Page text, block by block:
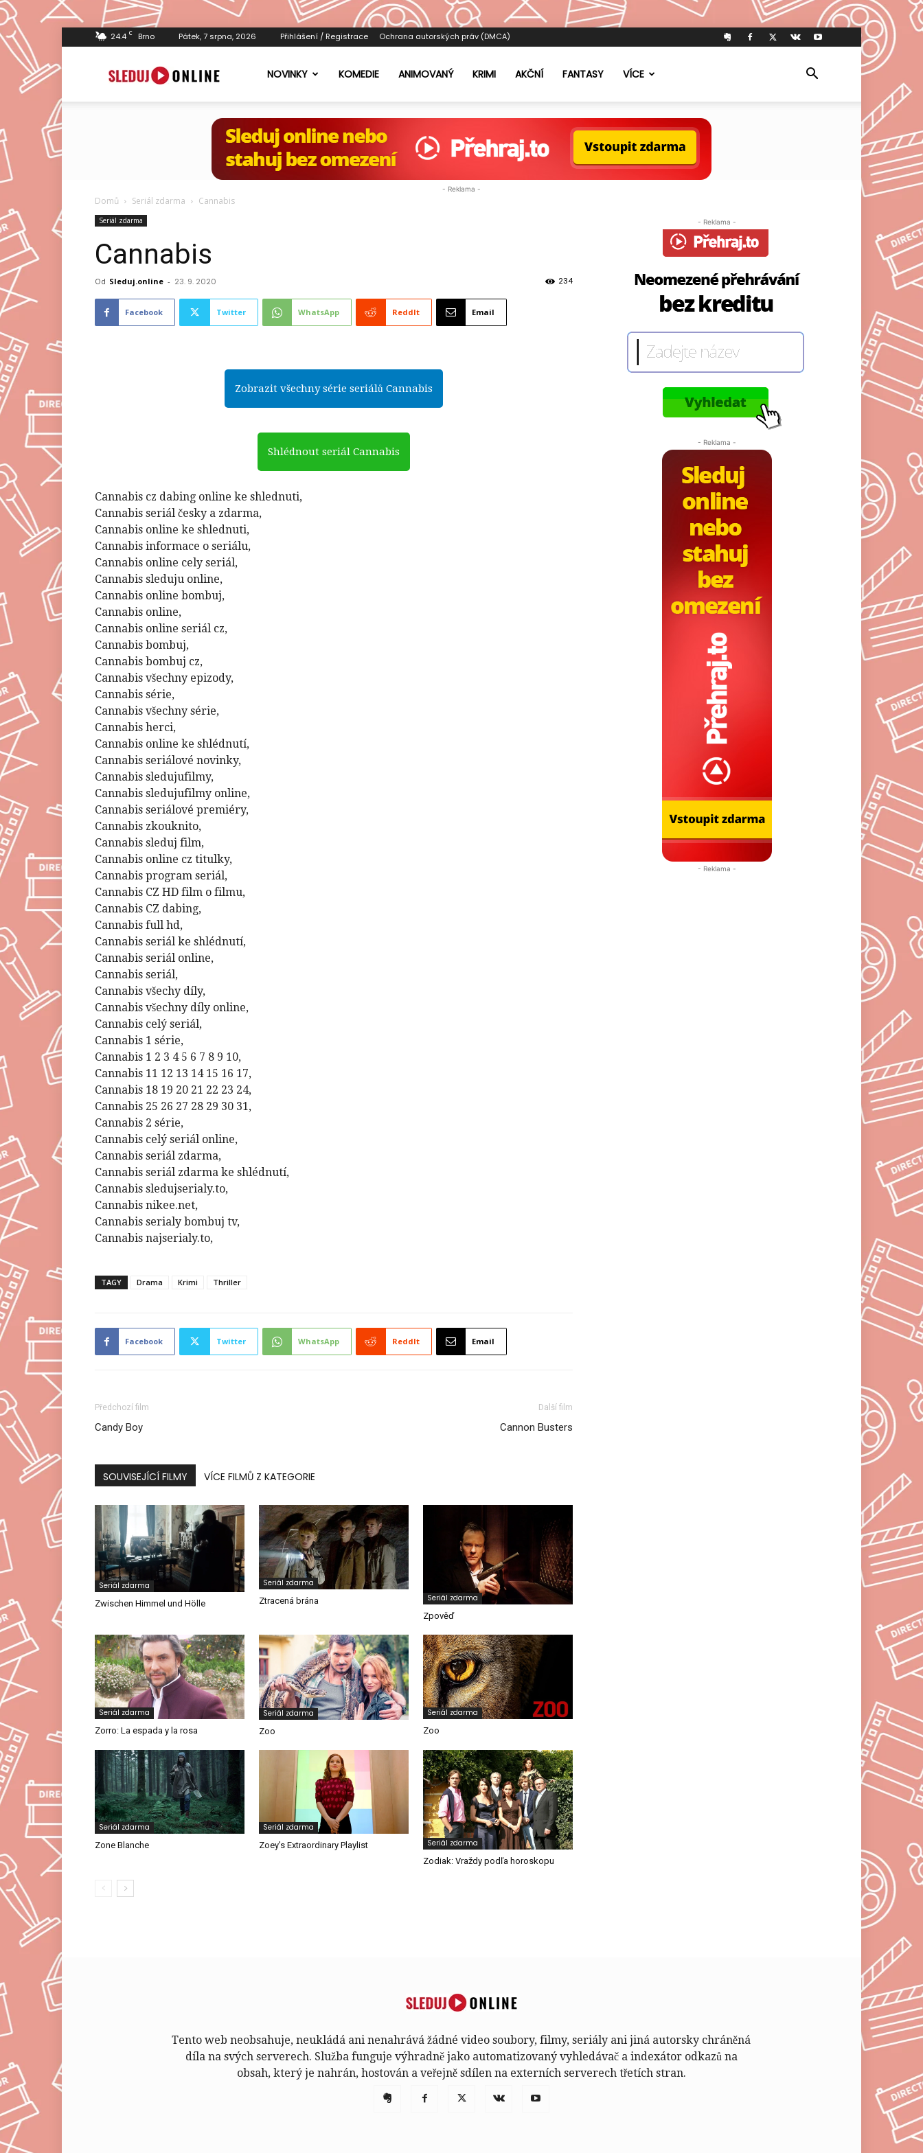
24.4 C Brno Pátek, 7 srpna, 2026 Přihlášení / Registrace Ochrana autorských práv (DMCA)
Sleduj.onlineNOVINKY KOMEDIE ANIMOVANÝ KRIMI AKČNÍ FANTASY VÍCE
- Reklama -
Domů Seriál zdarma Cannabis
Seriál zdarma
Cannabis
Od Sleduj.online - 23. 9. 2020 234
Facebook Twitter WhatsApp ReddIt Email
Zobrazit všechny série seriálů Cannabis
Shlédnout seriál Cannabis
Cannabis cz dabing online ke shlednuti,
Cannabis seriál česky a zdarma,
Cannabis online ke shlednuti,
Cannabis informace o seriálu,
Cannabis online cely seriál,
Cannabis sleduju online,
Cannabis online bombuj,
Cannabis online,
Cannabis online seriál cz,
Cannabis bombuj,
Cannabis bombuj cz,
Cannabis všechny epizody,
Cannabis série,
Cannabis všechny série,
Cannabis herci,
Cannabis online ke shlédnutí,
Cannabis seriálové novinky,
Cannabis sledujufilmy,
Cannabis sledujufilmy online,
Cannabis seriálové premiéry,
Cannabis zkouknito,
Cannabis sleduj film,
Cannabis online cz titulky,
Cannabis program seriál,
Cannabis CZ HD film o filmu,
Cannabis CZ dabing,
Cannabis full hd,
Cannabis seriál ke shlédnutí,
Cannabis seriál online,
Cannabis seriál,
Cannabis všechy díly,
Cannabis všechny díly online,
Cannabis celý seriál,
Cannabis 1 série,
Cannabis 1 2 3 4 5 6 7 8 9 10,
Cannabis 11 12 13 14 15 16 17,
Cannabis 18 19 20 21 22 23 24,
Cannabis 25 26 27 28 29 30 31,
Cannabis 2 série,
Cannabis celý seriál online,
Cannabis seriál zdarma,
Cannabis seriál zdarma ke shlédnutí,
Cannabis sledujserialy.to,
Cannabis nikee.net,
Cannabis serialy bombuj tv,
Cannabis najserialy.to,
TAGY Drama Krimi Thriller
Facebook Twitter WhatsApp ReddIt Email
Předchozí film
Candy Boy
Další film
Cannon Busters
SOUVISEJÍCÍ FILMY VÍCE FILMŮ Z KATEGORIE
Seriál zdarma
Zwischen Himmel und Hölle
Seriál zdarma
Ztracená brána
Seriál zdarma
Zpověď
Seriál zdarma
Zorro: La espada y la rosa
Seriál zdarma
Zoo
Seriál zdarma
Zoo
Seriál zdarma
Zone Blanche
Seriál zdarma
Zoey’s Extraordinary Playlist
Seriál zdarma
Zodiak: Vraždy podľa horoskopu
- Reklama -
- Reklama -
- Reklama -
Tento web neobsahuje, neukládá ani nenahrává žádné video soubory, filmy, seriály ani jiná autorsky chráněná
díla na svých serverech. Služba funguje výhradně jako automatizovaný vyhledávač a indexátor odkazů na
obsah, který je nahrán, hostován a veřejně sdílen na externích serverech třetích stran.